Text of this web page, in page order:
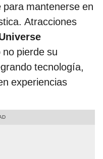
mantenerse en
Atracciones
pierde su
tecnología,
experiencias